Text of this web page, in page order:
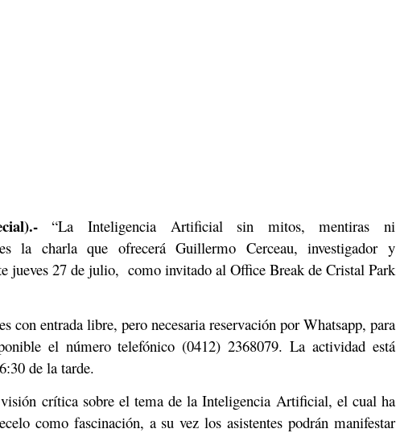
“La Inteligencia Artificial sin mitos, mentiras ni
es la charla que ofrecerá Guillermo Cerceau, investigador y
jueves 27 de julio, como invitado al Office Break de Cristal Park
con entrada libre, pero necesaria reservación por Whatsapp, para
el número telefónico (0412) 2368079. La actividad está
de la tarde.
visión crítica sobre el tema de la Inteligencia Artificial, el cual ha
como fascinación, a su vez los asistentes podrán manifestar